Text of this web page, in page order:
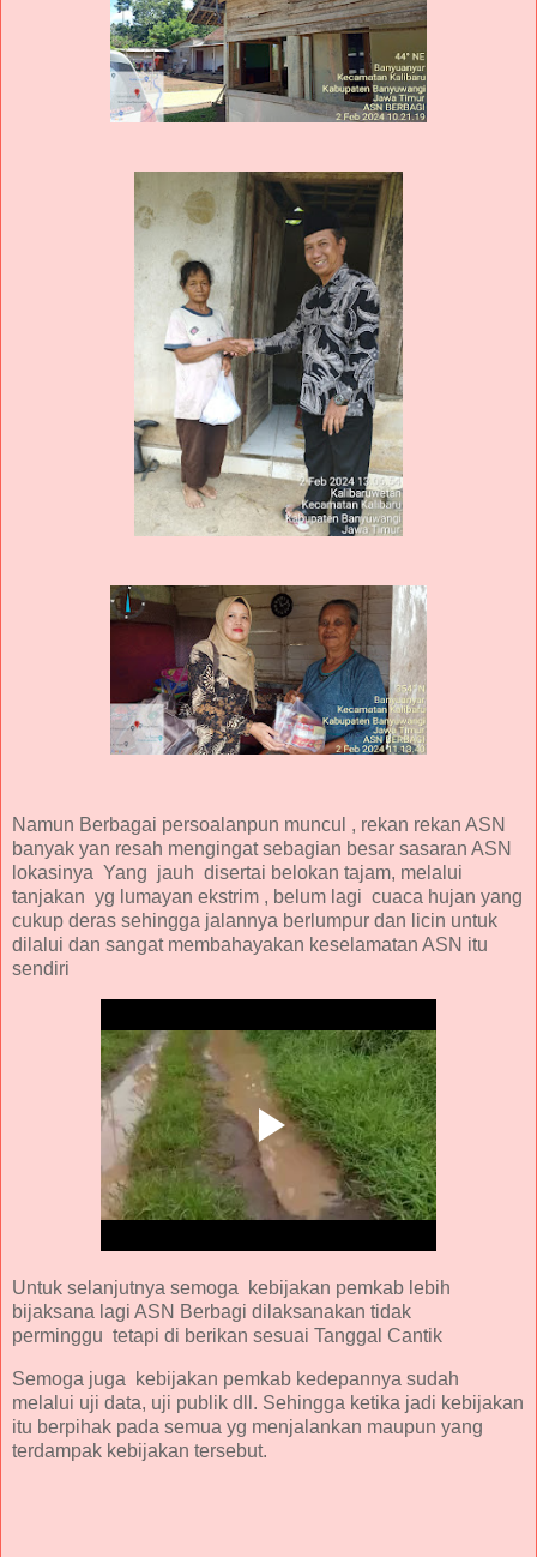
Namun Berbagai persoalanpun muncul , rekan rekan ASN
banyak yan resah mengingat sebagian besar sasaran ASN
lokasinya Yang jauh disertai belokan tajam, melalui
tanjakan yg lumayan ekstrim , belum lagi cuaca hujan yang
cukup deras sehingga jalannya berlumpur dan licin untuk
dilalui dan sangat membahayakan keselamatan ASN itu
sendiri
Untuk selanjutnya semoga kebijakan pemkab lebih
bijaksana lagi ASN Berbagi dilaksanakan tidak
perminggu tetapi di berikan sesuai Tanggal Cantik
Semoga juga kebijakan pemkab kedepannya sudah
melalui uji data, uji publik dll. Sehingga ketika jadi kebijakan
itu berpihak pada semua yg menjalankan maupun yang
terdampak kebijakan tersebut.